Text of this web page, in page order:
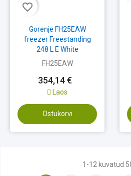
favorite_border
Gorenje FH25EAW
freezer Freestanding
248 L E White
FH25EAW
354,14 €
Laos
Ostukorvi
1-12 kuvatud